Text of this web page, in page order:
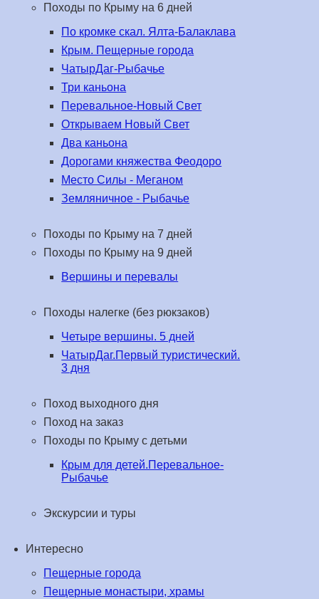
Походы по Крыму на 6 дней
По кромке скал. Ялта-Балаклава
Крым. Пещерные города
ЧатырДаг-Рыбачье
Три каньона
Перевальное-Новый Свет
Открываем Новый Свет
Два каньона
Дорогами княжества Феодоро
Место Силы - Меганом
Земляничное - Рыбачье
Походы по Крыму на 7 дней
Походы по Крыму на 9 дней
Вершины и перевалы
Походы налегке (без рюкзаков)
Четыре вершины. 5 дней
ЧатырДаг.Первый туристический.
3 дня
Поход выходного дня
Поход на заказ
Походы по Крыму с детьми
Крым для детей.Перевальное-
Рыбачье
Экскурсии и туры
Интересно
Пещерные города
Пещерные монастыри, храмы